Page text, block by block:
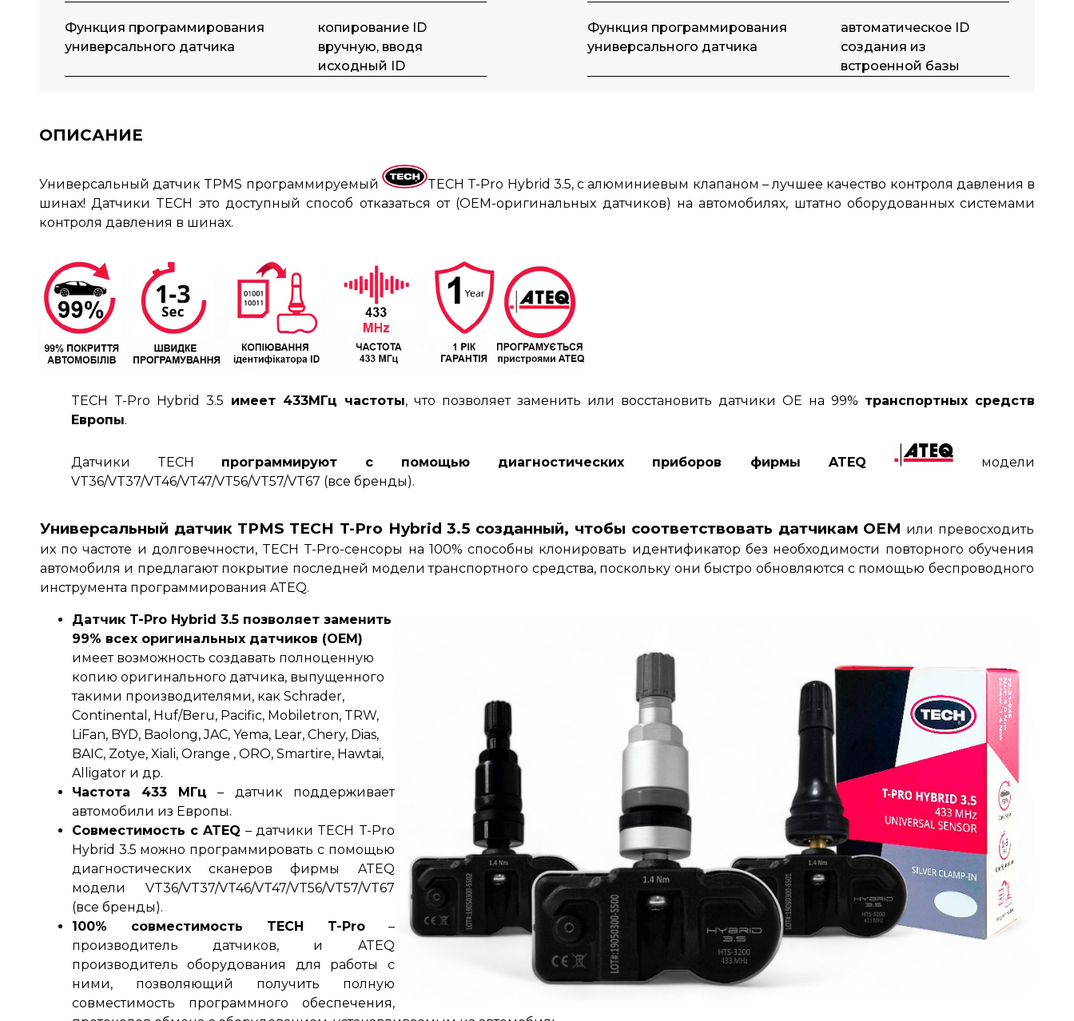
Функция программирования
универсального датчика
копирование ID
вручную, вводя
исходный ID
Функция программирования
универсального датчика
автоматическое ID
создания из
встроенной базы
ОПИСАНИЕ
Универсальный датчик TPMS программируемый TECH T-Pro Hybrid 3.5,с алюминиевым клапаном – лучшее качество контроля давления в
шинах! Датчики TECH это доступный способ отказаться от (OEM-оригинальных датчиков) на автомобилях, штатно оборудованных системами
контроля давления в шинах.
TECH T-Pro Hybrid 3.5 имеет 433МГц частоты, что позволяет заменить или восстановить датчики OE на 99% транспортных средств
Европы.
Датчики TECH программируют с помощью диагностических приборов фирмы ATEQ
модели
VT36/VT37/VT46/VT47/VT56/VT57/VT67 (все бренды).
Универсальный датчик TPMS TECH T-Pro Hybrid 3.5 созданный, чтобы соответствовать датчикам OEM или превосходить
их по частоте и долговечности, TECH T-Pro-сенсоры на 100% способны клонировать идентификатор без необходимости повторного обучения
автомобиля и предлагают покрытие последней модели транспортного средства, поскольку они быстро обновляются с помощью беспроводного
инструмента программирования ATEQ.
Датчик T-Pro Hybrid 3.5 позволяет заменить
99% всех оригинальных датчиков (OEM)
имеет возможность создавать полноценную
копию оригинального датчика, выпущенного
такими производителями, как Schrader,
Continental, Huf/Beru, Pacific, Mobiletron, TRW,
LiFan, BYD, Baolong, JAC, Yema, Lear, Chery, Dias,
BAIC, Zotye, Xiali, Orange , ORO, Smartire, Hawtai,
Alligator и др.
Частота 433 МГц – датчик поддерживает
автомобили из Европы.
Совместимость с ATEQ – датчики TECH T-Pro
Hybrid 3.5 можно программировать с помощью
диагностических сканеров фирмы ATEQ
модели VT36/VT37/VT46/VT47/VT56/VT57/VT67
(все бренды).
100% совместимость TECH T-Pro
–
производитель датчиков, и ATEQ
производитель оборудования для работы с
ними, позволяющий получить полную
совместимость программного обеспечения,